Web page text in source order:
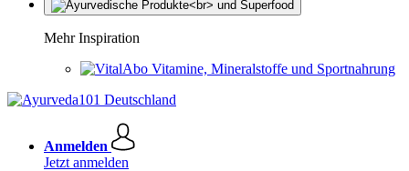
Mehr Inspiration
Vitamine, Mineralstoffe und Sportnahrung
Anmelden
Jetzt anmelden